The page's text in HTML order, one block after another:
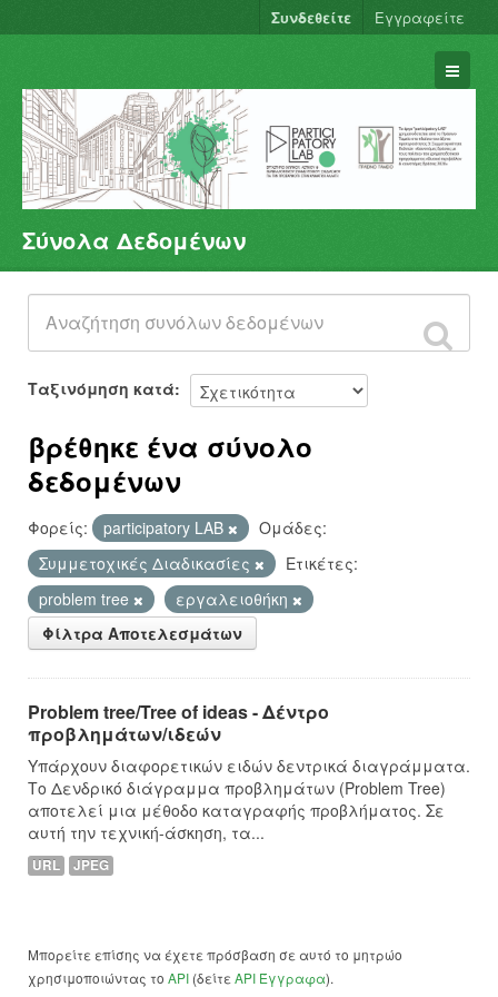
Συνδεθείτε Εγγραφείτε
Σύνολα Δεδομένων
Φορείς
Ομάδες
Σχετικά
Σύνολα Δεδομένων
Ταξινόμηση κατά
βρέθηκε ένα σύνολο
δεδομένων
Φορείς: participatory LAB
Ομάδες:
Συμμετοχικές Διαδικασίες
Ετικέτες:
problem tree
εργαλειοθήκη
Φίλτρα Αποτελεσμάτων
Problem tree/Tree of ideas - Δέντρο
προβλημάτων/ιδεών
Υπάρχουν διαφορετικών ειδών δεντρικά διαγράμματα.
Το Δενδρικό διάγραμμα προβλημάτων (Problem Tree)
αποτελεί μια μέθοδο καταγραφής προβλήματος. Σε
αυτή την τεχνική-άσκηση, τα...
URL JPEG
Μπορείτε επίσης να έχετε πρόσβαση σε αυτό το μητρώο
χρησιμοποιώντας το API (δείτε API Έγγραφα).